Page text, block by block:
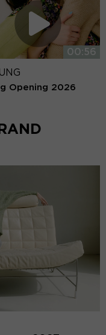
00:56
Opening 2026